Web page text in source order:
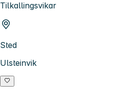
Tilkallingsvikar
Sted
Ulsteinvik